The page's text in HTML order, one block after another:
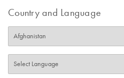
Country and Language